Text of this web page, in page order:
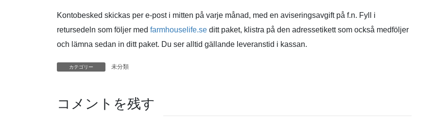
Kontobesked skickas per e-post i mitten på varje månad, med en aviseringsavgift på f.n. Fyll i
retursedeln som följer med farmhouselife.se ditt paket, klistra på den adressetikett som också medföljer
och lämna sedan in ditt paket. Du ser alltid gällande leveranstid i kassan.
カテゴリー 未分類
コメントを残す